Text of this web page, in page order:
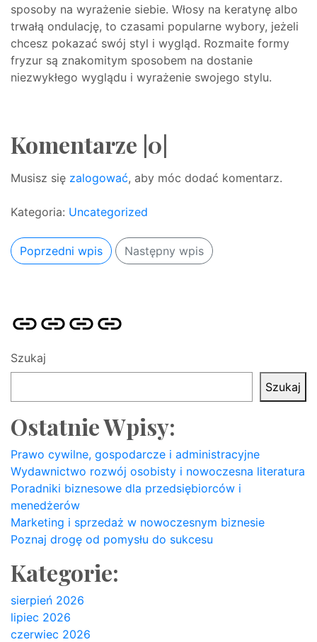
sposoby na wyrażenie siebie. Włosy na keratynę albo
trwałą ondulację, to czasami popularne wybory, jeżeli
chcesz pokazać swój styl i wygląd. Rozmaite formy
fryzur są znakomitym sposobem na dostanie
niezwykłego wyglądu i wyrażenie swojego stylu.
Komentarze |0|
Musisz się zalogować, aby móc dodać komentarz.
Kategoria: Uncategorized
Poprzedni wpis Następny wpis
Strona
główna
Pozycjonowanie
Stron
SKLEP
SEO
BLOG
Szukaj
Szukaj
Ostatnie Wpisy:
Prawo cywilne, gospodarcze i administracyjne
Wydawnictwo rozwój osobisty i nowoczesna literatura
Poradniki biznesowe dla przedsiębiorców i
menedżerów
Marketing i sprzedaż w nowoczesnym biznesie
Poznaj drogę od pomysłu do sukcesu
Kategorie:
sierpień 2026
lipiec 2026
czerwiec 2026